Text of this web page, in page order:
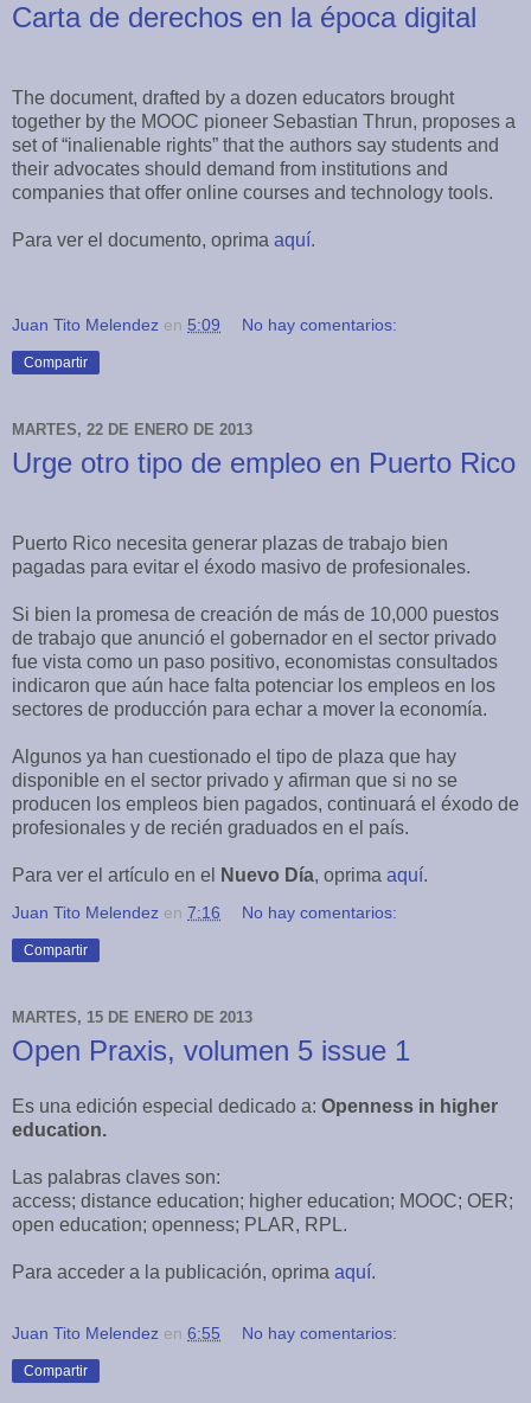
Carta de derechos en la época digital
The document, drafted by a dozen educators brought
together by the MOOC pioneer Sebastian Thrun, proposes a
set of “inalienable rights” that the authors say students and
their advocates should demand from institutions and
companies that offer online courses and technology tools.
Para ver el documento, oprima aquí.
Juan Tito Melendez en 5:09 No hay comentarios:
Compartir
MARTES, 22 DE ENERO DE 2013
Urge otro tipo de empleo en Puerto Rico
Puerto Rico necesita generar plazas de trabajo bien
pagadas para evitar el éxodo masivo de profesionales.
Si bien la promesa de creación de más de 10,000 puestos
de trabajo que anunció el gobernador en el sector privado
fue vista como un paso positivo, economistas consultados
indicaron que aún hace falta potenciar los empleos en los
sectores de producción para echar a mover la economía.
Algunos ya han cuestionado el tipo de plaza que hay
disponible en el sector privado y afirman que si no se
producen los empleos bien pagados, continuará el éxodo de
profesionales y de recién graduados en el país.
Para ver el artículo en el Nuevo Día, oprima aquí.
Juan Tito Melendez en 7:16 No hay comentarios:
Compartir
MARTES, 15 DE ENERO DE 2013
Open Praxis, volumen 5 issue 1
Es una edición especial dedicado a: Openness in higher
education.
Las palabras claves son:
access; distance education; higher education; MOOC; OER;
open education; openness; PLAR, RPL.
Para acceder a la publicación, oprima aquí.
Juan Tito Melendez en 6:55 No hay comentarios:
Compartir